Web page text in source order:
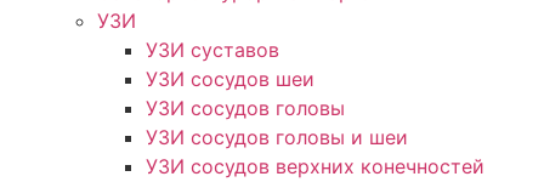
УЗИ
УЗИ суставов
УЗИ сосудов шеи
УЗИ сосудов головы
УЗИ сосудов головы и шеи
УЗИ сосудов верхних конечностей